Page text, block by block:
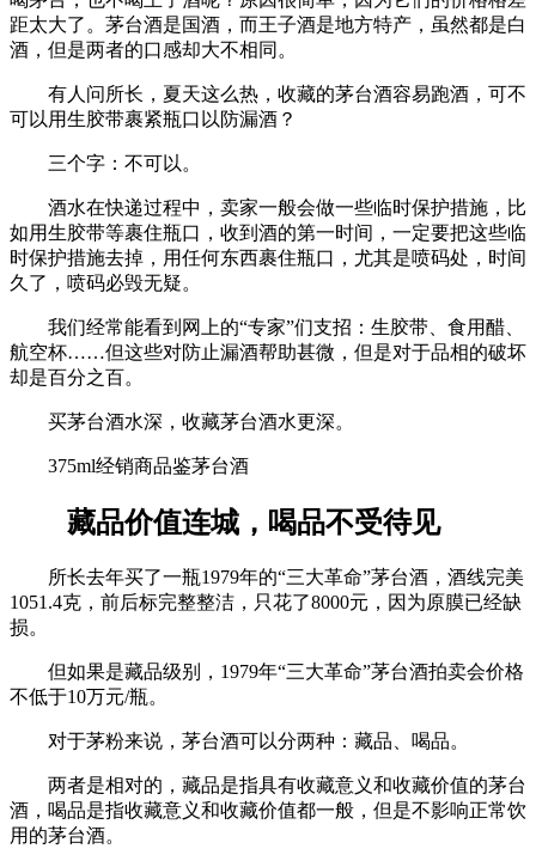
距太大了。茅台酒是国酒，而王子酒是地方特产，虽然都是白
酒，但是两者的口感却大不相同。
有人问所长，夏天这么热，收藏的茅台酒容易跑酒，可不
可以用生胶带裹紧瓶口以防漏酒？
三个字：不可以。
酒水在快递过程中，卖家一般会做一些临时保护措施，比
如用生胶带等裹住瓶口，收到酒的第一时间，一定要把这些临
时保护措施去掉，用任何东西裹住瓶口，尤其是喷码处，时间
久了，喷码必毁无疑。
我们经常能看到网上的“专家”们支招：生胶带、食用醋、
航空杯……但这些对防止漏酒帮助甚微，但是对于品相的破坏
却是百分之百。
买茅台酒水深，收藏茅台酒水更深。
375ml经销商品鉴茅台酒
藏品价值连城，喝品不受待见
所长去年买了一瓶1979年的“三大革命”茅台酒，酒线完美
1051.4克，前后标完整整洁，只花了8000元，因为原膜已经缺
损。
但如果是藏品级别，1979年“三大革命”茅台酒拍卖会价格
不低于10万元/瓶。
对于茅粉来说，茅台酒可以分两种：藏品、喝品。
两者是相对的，藏品是指具有收藏意义和收藏价值的茅台
酒，喝品是指收藏意义和收藏价值都一般，但是不影响正常饮
用的茅台酒。